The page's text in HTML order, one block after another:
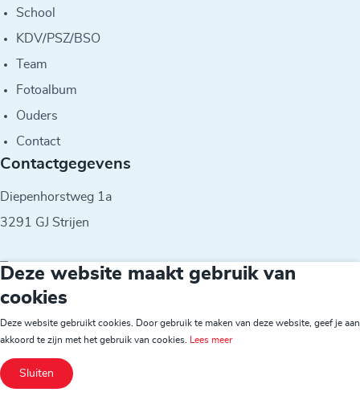
School
KDV/PSZ/BSO
Team
Fotoalbum
Ouders
Contact
Contactgegevens
Diepenhorstweg 1a
3291 GJ Strijen
T 078-6742344
E m.deman@dehoekscheschool.nl
© 2026 - IKC De Meerwaarde
Deze website maakt gebruik van
cookies
Deze website gebruikt cookies. Door gebruik te maken van deze website, geef je aan
akkoord te zijn met het gebruik van cookies.
Lees meer
Sluiten